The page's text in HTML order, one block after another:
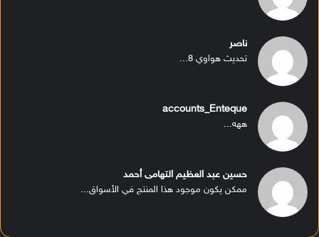
ناصر
تحديث هواوي 8...
accounts_Enteque
ههه...
حسين عبد العظيم التهامى أحمد
ممكن يكون موجود هذا المنتج في الأسواق...